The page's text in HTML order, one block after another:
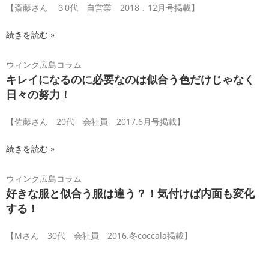
【斎藤さん ３0代 自営業 2018．12月号掲載】
続きを読む »
ウィンク広島コラム
キレイになるのに必要なのは似合う色だけじゃなく
日々の努力！
【佐藤さん 20代 会社員 2017.6月号掲載】
続きを読む »
ウィンク広島コラム
好きな服と似合う服は違う？！気付けば内面も変化
する！
【Mさん 30代 会社員 2016.冬coccala掲載】